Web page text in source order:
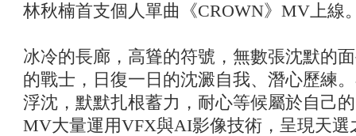
林秋楠首支個人單曲《CROWN》MV上線
冰冷的長廊，高聳的符號，無數張沈默的
的戰士，日復一日的沈澱自我、潛心歷練
浮沈，默默扎根蓄力，耐心等候屬於自己
MV大量運用VFX與AI影像技術，呈現天選